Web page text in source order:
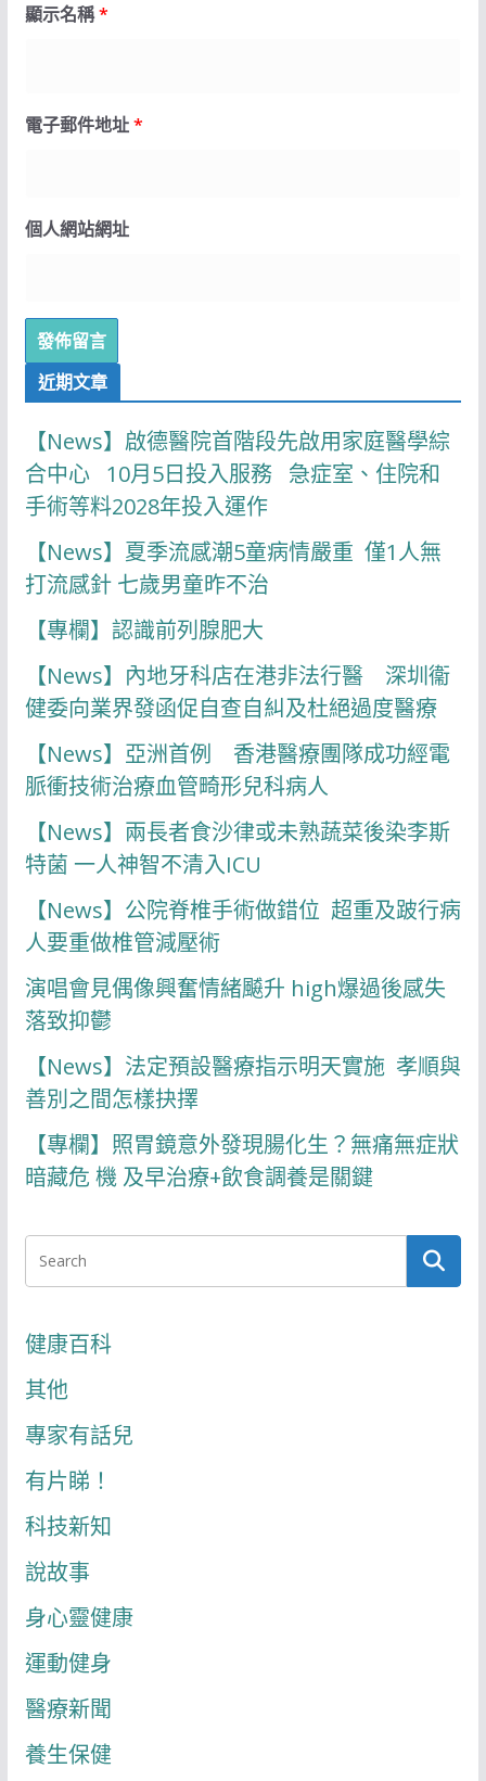
顯示名稱*
電子郵件地址*
個人網站網址
近期文章
【News】啟德醫院首階段先啟用家庭醫學綜
合中心 10月5日投入服務 急症室、住院和
手術等料2028年投入運作
【News】夏季流感潮5童病情嚴重 僅1人無
打流感針 七歲男童昨不治
【專欄】認識前列腺肥大
【News】內地牙科店在港非法行醫 深圳衞
健委向業界發函促自查自糾及杜絕過度醫療
【News】亞洲首例 香港醫療團隊成功經電
脈衝技術治療血管畸形兒科病人
【News】兩長者食沙律或未熟蔬菜後染李斯
特菌 一人神智不清入ICU
【News】公院脊椎手術做錯位 超重及跛行病
人要重做椎管減壓術
演唱會見偶像興奮情緒飇升 high爆過後感失
落致抑鬱
【News】法定預設醫療指示明天實施 孝順與
善別之間怎樣抉擇
【專欄】照胃鏡意外發現腸化生？無痛無症狀
暗藏危 機 及早治療+飲食調養是關鍵
健康百科
其他
專家有話兒
有片睇！
科技新知
說故事
身心靈健康
運動健身
醫療新聞
養生保健